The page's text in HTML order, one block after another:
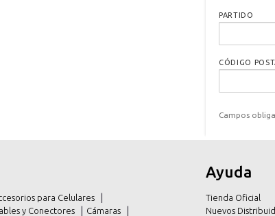
PARTIDO
CÓDIGO
Campos
promociones
para Celulares
y Conectores Cámaras
Ayuda
Tienda Oficial
Nuevos